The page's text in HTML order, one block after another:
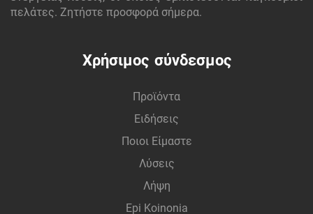
πελάτες. Ζητήστε προσφορά σήμερα.
Χρήσιμος σύνδεσμος
Προϊόντα
Ειδήσεις
Ποιοι Είμαστε
Λύσεις
Λήψη
Epi Koinonia